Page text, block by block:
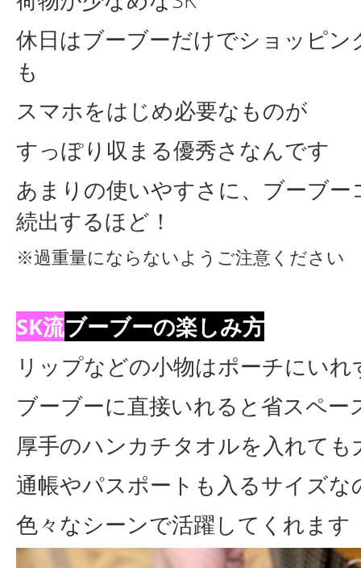
休日はブーブーだけでショッピン
も
スマホをはじめ必要なものが
すっぽり収まる優秀さなんです
あまりの使いやすさに、ブーブー
続出するほど！
※過重量にならないようご注意ください
SK流ブーブーの楽しみ方
リップなどの小物はポーチにいれ
ブーブーに直接いれると省スペー
厚手のハンカチタオルを入れても
通帳やパスポートも入るサイズな
色々なシーンで活躍してくれます